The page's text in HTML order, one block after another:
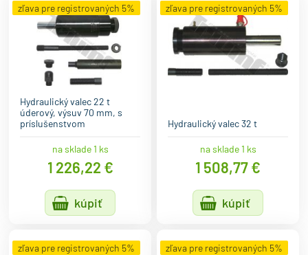
zľava pre registrovaných 5%
Hydraulický valec 22 t
úderový, výsuv 70 mm, s
príslušenstvom
na sklade 1 ks
1 226,22 €
kúpiť
zľava pre registrovaných 5%
Hydraulický valec 32 t
na sklade 1 ks
1 508,77 €
kúpiť
zľava pre registrovaných 5% zľava pre registrovaných 5%